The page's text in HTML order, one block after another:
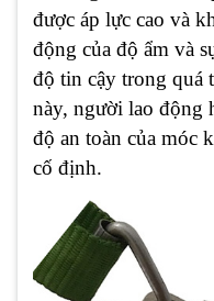
được áp lực cao và
động của độ ẩm và
độ tin cậy trong quá
này, người lao động
độ an toàn của móc
cố định.